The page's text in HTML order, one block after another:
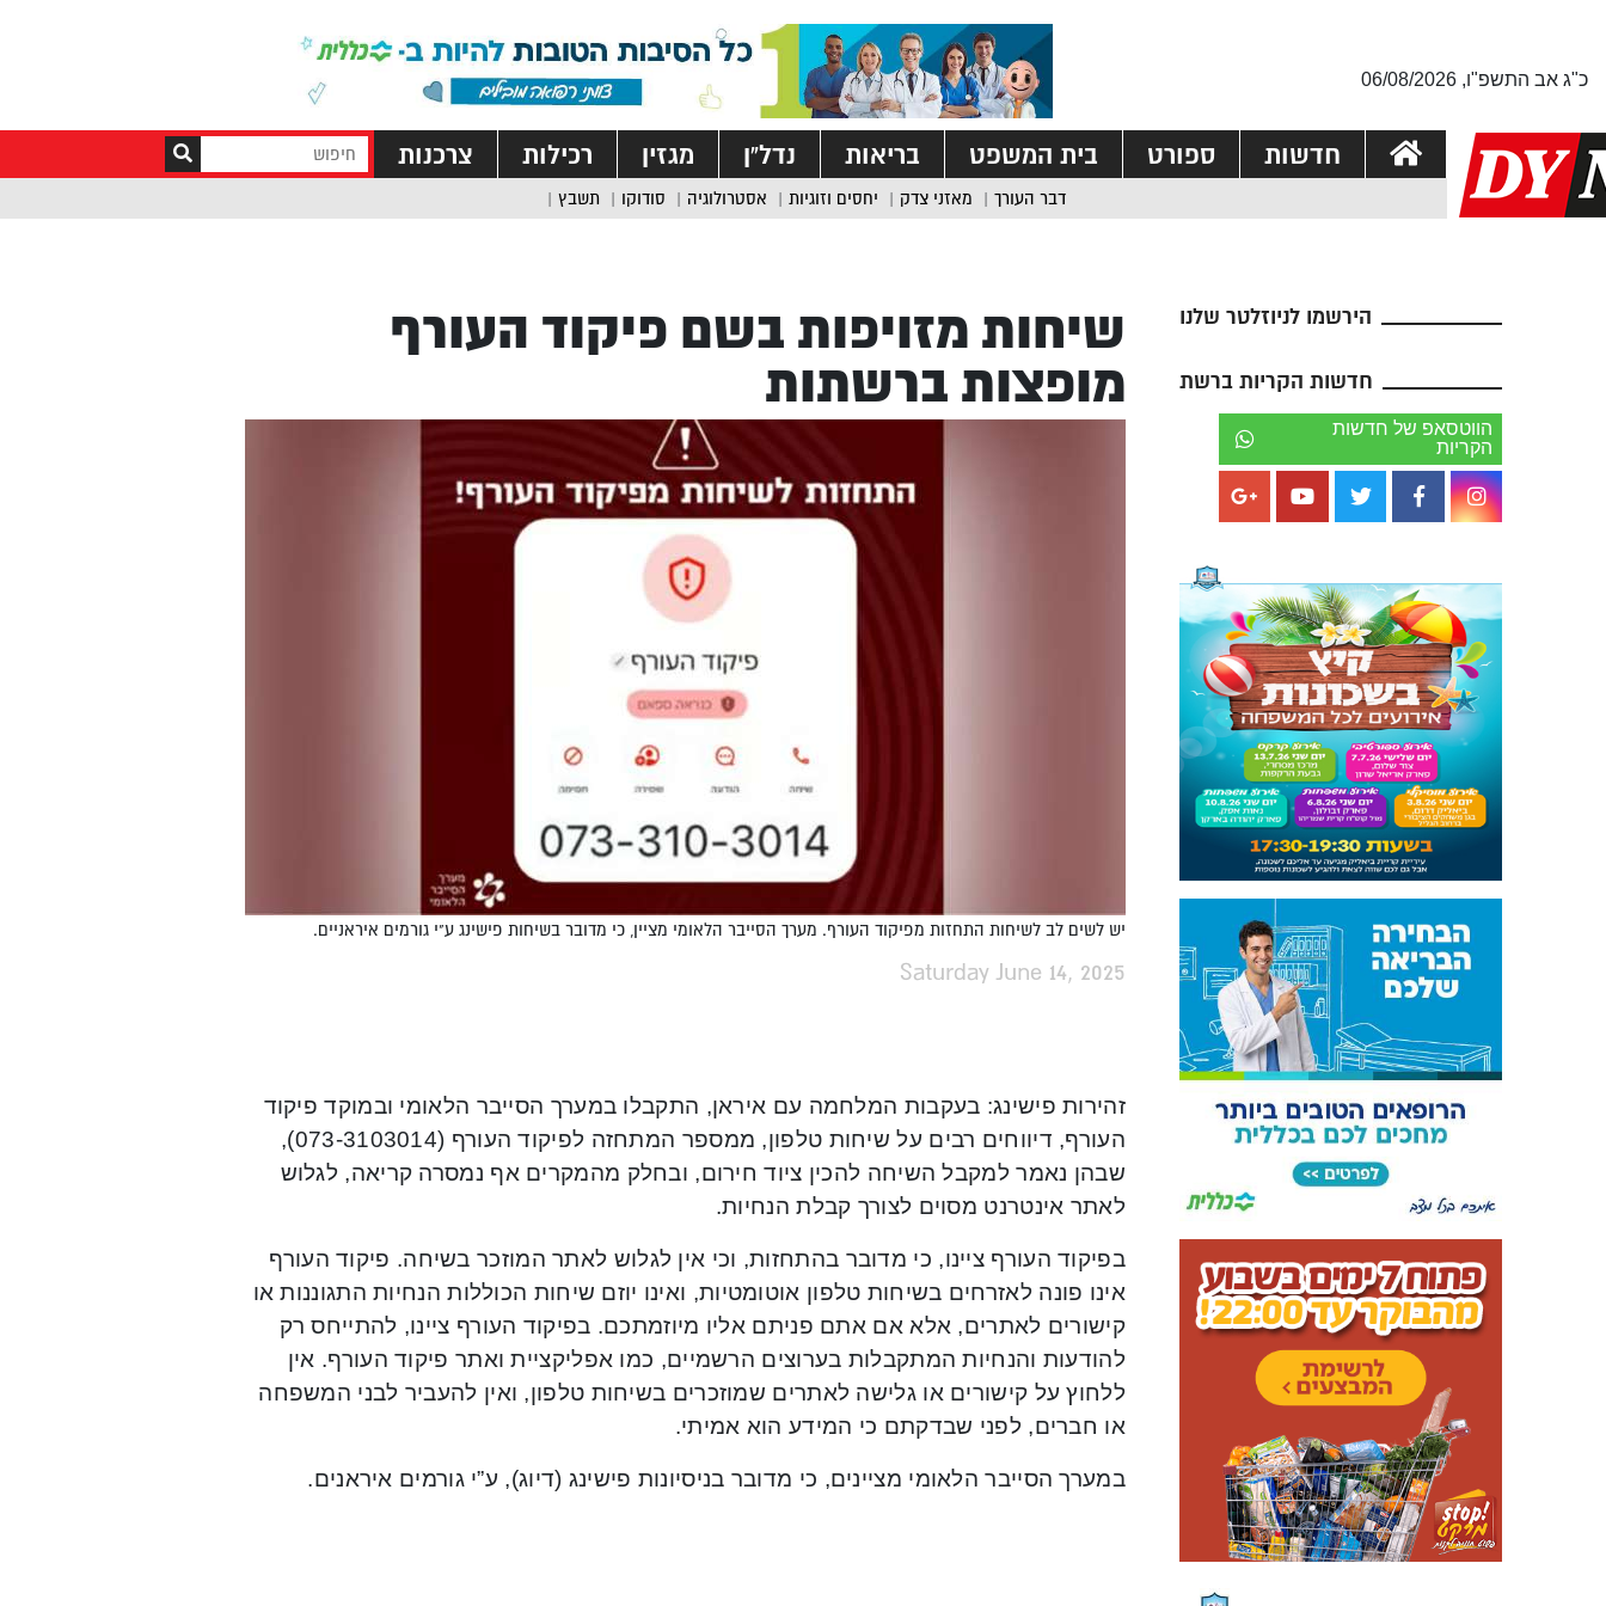
כ"ג אב התשפ"ו, 06/08/2026
חדשות ספורט בית המשפט בריאות נדל”ן מגזין רכילות צרכנות
דבר העורך מאזני צדק יחסים וזוגיות אסטרולוגיה סודוקו תשבץ
הירשמו לניוזלטר שלנו
חדשות הקריות ברשת
הווטסאפ של חדשות
הקריות
שיחות מזויפות בשם פיקוד העורף
מופצות ברשתות
יש לשים לב לשיחות התחזות מפיקוד העורף. מערך הסייבר הלאומי מציין, כי מדובר בשיחות פישינג ע"י גורמים איראניים.
Saturday June 14, 2025
זהירות פישינג: בעקבות המלחמה עם איראן, התקבלו במערך הסייבר הלאומי ובמוקד פיקוד
העורף, דיווחים רבים על שיחות טלפון, ממספר המתחזה לפיקוד העורף (073-3103014),
שבהן נאמר למקבל השיחה להכין ציוד חירום, ובחלק מהמקרים אף נמסרה קריאה, לגלוש
לאתר אינטרנט מסוים לצורך קבלת הנחיות.
בפיקוד העורף ציינו, כי מדובר בהתחזות, וכי אין לגלוש לאתר המוזכר בשיחה. פיקוד העורף
אינו פונה לאזרחים בשיחות טלפון אוטומטיות, ואינו יוזם שיחות הכוללות הנחיות התגוננות או
קישורים לאתרים, אלא אם אתם פניתם אליו מיוזמתכם. בפיקוד העורף ציינו, להתייחס רק
להודעות והנחיות המתקבלות בערוצים הרשמיים, כמו אפליקציית ואתר פיקוד העורף. אין
ללחוץ על קישורים או גלישה לאתרים שמוזכרים בשיחות טלפון, ואין להעביר לבני המשפחה
או חברים, לפני שבדקתם כי המידע הוא אמיתי.
במערך הסייבר הלאומי מציינים, כי מדובר בניסיונות פישינג (דיוג), ע”י גורמים איראנים.